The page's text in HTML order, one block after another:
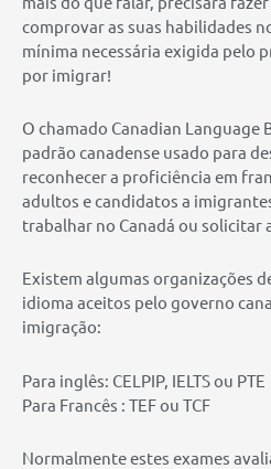
comprovar as suas habilidades
mínima necessária exigida pelo
por imigrar!
O chamado Canadian Language
padrão canadense usado para
reconhecer a proficiência em
adultos e candidatos a
trabalhar no Canadá ou solicitar
Existem algumas organizações
idioma aceitos pelo governo
imigração:
Para inglês: CELPIP, IELTS ou PTE
Para Francês : TEF ou TCF
Normalmente estes exames